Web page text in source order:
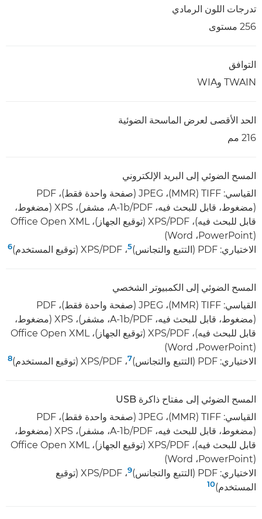
تدرجات اللون الرمادي
256 مستوى
التوافق
TWAIN وWIA
الحد الأقصى لعرض الماسحة الضوئية
216 مم
المسح الضوئي إلى البريد الإلكتروني
(مضغوط، قابل للبحث فيه، PDF‏/A-1b، مشفر)، XPS‏ (مضغوط،
(PowerPoint‏، Word)
الاختياري: PDF (التتبع والتجانس)
5، ‏PDF‏/XPS (توقيع المستخدم) 6
المسح الضوئي إلى الكمبيوتر الشخصي
(مضغوط، قابل للبحث فيه، PDF‏/A-1b، مشفر)، XPS‏ (مضغوط،
(PowerPoint‏، Word)
الاختياري: PDF (التتبع والتجانس)
7، ‏PDF‏/XPS (توقيع المستخدم) 8
المسح الضوئي إلى مفتاح ذاكرة USB
(مضغوط، قابل للبحث فيه، PDF‏/A-1b، مشفر)، XPS‏ (مضغوط،
(PowerPoint‏، Word)
الاختياري: PDF (التتبع والتجانس)
9
، ‏PDF‏/XPS (توقيع
المستخدم)10